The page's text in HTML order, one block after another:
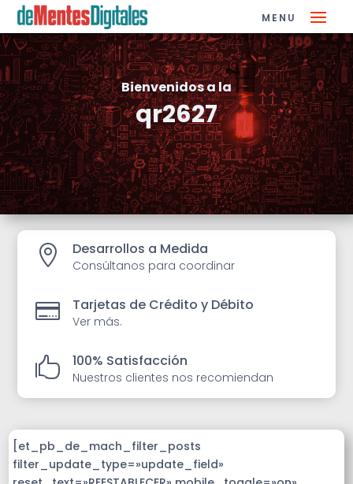
Bienvenidos a la
qr2627
 Desarrollos a Medida
Consúltanos para coordinar
 Tarjetas de Crédito y Débito
Ver más.
 100% Satisfacción
Nuestros clientes nos recomiendan
[et_pb_de_mach_filter_posts
filter_update_type=»update_field»